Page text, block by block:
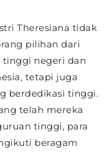
Theresiana tidak
pilihan dari
negeri dan
tetapi juga
berdedikasi tinggi.
telah mereka
tinggi, para
beragam